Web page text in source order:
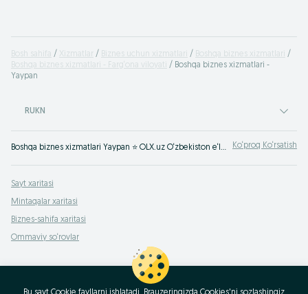
Bosh sahifa Xizmatlar Biznes uchun xizmatlari
Boshqa biznes xizmatlari
Boshqa biznes xizmatlari - Farg‘ona viloyati
Boshqa biznes xizmatlari -
Yaypan
RUKN
Boshqa biznes xizmatlari Yaypan ⭐ OLX.uz O‘zbekiston e‘lonlar taxtasida tez va oson xizmatni topish yoki ko‘rsatish mumkin ✔️ Eng yaxshi xizmatni OLX.uzda toping! Ko‘proq Ko‘rsatish
Sayt xaritasi
Mintaqalar xaritasi
Biznes-sahifa xaritasi
Ommaviy so‘rovlar